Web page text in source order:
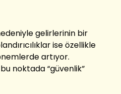
gelirlerinin bir
ise özellikle
artıyor.
noktada “güvenlik”